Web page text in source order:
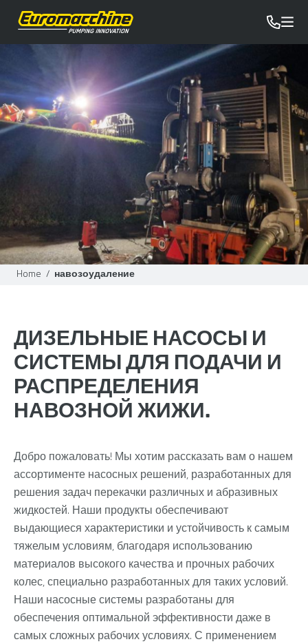
Home / навозоудаление
ДИЗЕЛЬНЫЕ НАСОСЫ И
СИСТЕМЫ ДЛЯ ПОДАЧИ И
РАСПРЕДЕЛЕНИЯ
НАВОЗНОЙ ЖИЖИ.
Добро пожаловать! Мы хотим рассказать вам о нашем
ассортименте насосных решений, разработанных для
решения задач перекачки различных и абразивных
жидкостей. Наши продукты обеспечивают
выдающиеся характеристики и устойчивость к самым
тяжелым условиям, благодаря использованию
материалов высокого качества и прочных рабочих
колес, специально разработанных для таких условий.
Наши насосные системы разработаны для
обеспечения оптимальной эффективности даже в
самых сложных рабочих условиях. С применением